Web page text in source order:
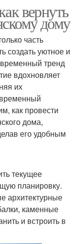
вернуть
дому
часть
создать уютное и
тренд
вдохновляет
их
как провести
дома,
его удобным
текущее
планировку.
архитектурные
каменные
и встроить в